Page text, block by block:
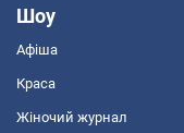
Шоу
Афіша
Краса
Жіночий журнал